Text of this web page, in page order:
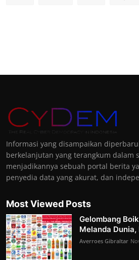
Informasi yang disampaikan
berkelanjutan yang terangkum dalam
menjadikannya sebuah portal berita
penyedia data yang akurat, dan
Most Viewed Posts
Gelombang
Melanda Dunia,
Averroes Gibraltar